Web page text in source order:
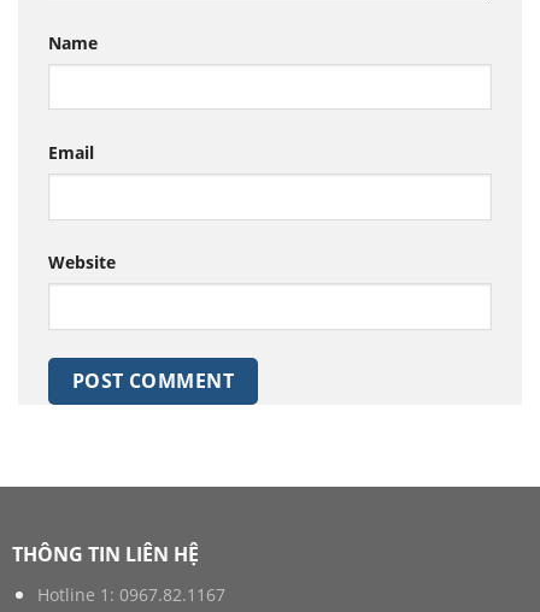
Name
Email
Website
THÔNG TIN LIÊN HỆ
Hotline 1: 0967.82.1167